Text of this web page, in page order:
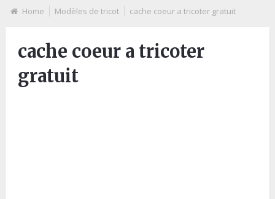
Home Modèles de tricot cache coeur a tricoter gratuit
cache coeur a tricoter
gratuit